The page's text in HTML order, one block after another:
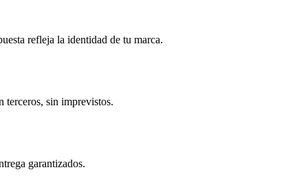
refleja la identidad de tu marca.
terceros, sin imprevistos.
garantizados.